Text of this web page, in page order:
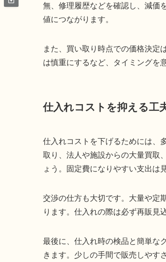
無、修理履歴などを確認し、減価
値につながります。
また、買い取り時点での価格決定
は慎重にするなど、タイミングを
仕入れコストを抑える工
仕入れコストを下げるためには、
取り、法人や施設からの大量買取
ょう。固定費になりやすい支出は
交渉の仕方も大切です。大量や定
ります。仕入れの際は必ず再販見
最後に、仕入れ時の検品と簡単な
きます。少しの手間で販売しやす